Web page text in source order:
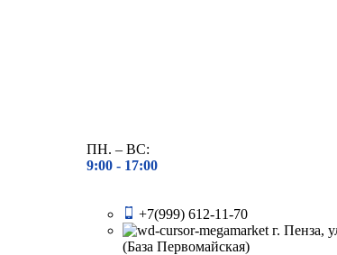
ПН. – ВС:
9:00 - 17:00
+7(999) 612-11-70
г. Пенза,
(База Первомайская)